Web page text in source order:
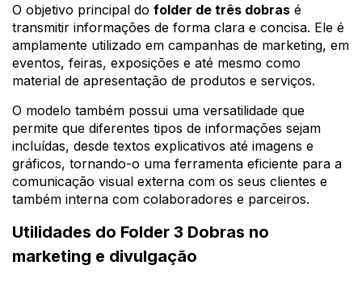
O objetivo principal do folder de três dobras é
transmitir informações de forma clara e concisa. Ele é
amplamente utilizado em campanhas de marketing, em
eventos, feiras, exposições e até mesmo como
material de apresentação de produtos e serviços.
O modelo também possui uma versatilidade que
permite que diferentes tipos de informações sejam
incluídas, desde textos explicativos até imagens e
gráficos, tornando-o uma ferramenta eficiente para a
comunicação visual externa com os seus clientes e
também interna com colaboradores e parceiros.
Utilidades do Folder 3 Dobras no
marketing e divulgação